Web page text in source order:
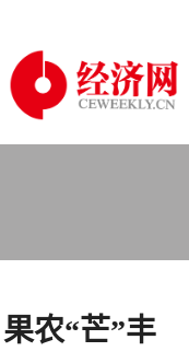
农“芒”丰